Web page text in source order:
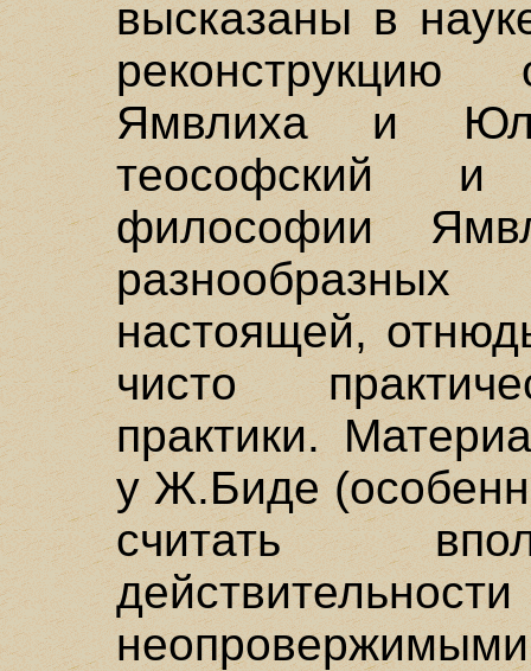
высказаны в
реконструкцию
Ямвлиха и
теософский и
философии
настоящей,
чисто
практики.
у Ж.Биде
считать